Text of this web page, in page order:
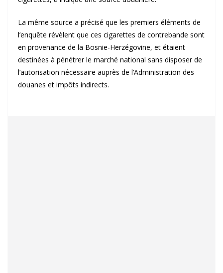
La même source a précisé que les premiers éléments de
l’enquête révèlent que ces cigarettes de contrebande sont
en provenance de la Bosnie-Herzégovine, et étaient
destinées à pénétrer le marché national sans disposer de
l’autorisation nécessaire auprès de l’Administration des
douanes et impôts indirects.